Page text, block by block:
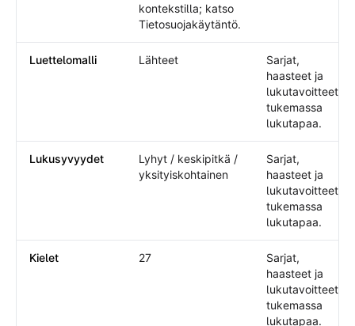
kontekstilla; katso
Tietosuojakäytäntö.
Luettelomalli Lähteet
Sarjat,
haasteet ja
lukutavoitteet
tukemassa
lukutapaa.
Lukusyvyydet
Lyhyt / keskipitkä /
yksityiskohtainen
Sarjat,
haasteet ja
lukutavoitteet
tukemassa
lukutapaa.
Kielet 27
Sarjat,
haasteet ja
lukutavoitteet
tukemassa
lukutapaa.